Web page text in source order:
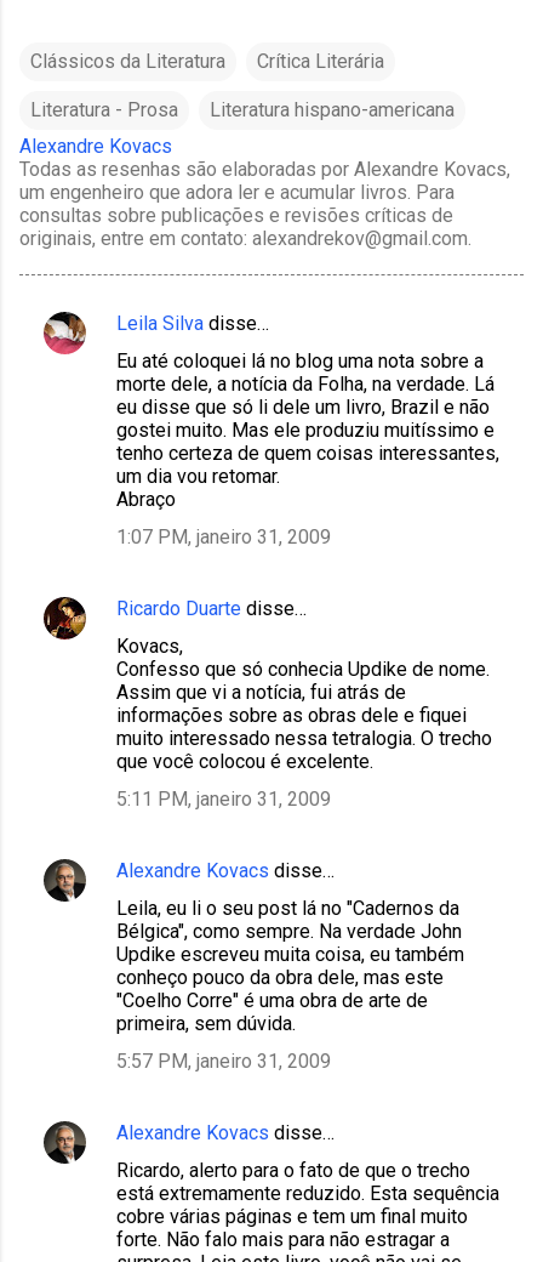
Clássicos da Literatura Crítica Literária
Literatura - Prosa
Literatura hispano-americana
Alexandre Kovacs
Todas as resenhas são elaboradas por Alexandre Kovacs,
um engenheiro que adora ler e acumular livros. Para
consultas sobre publicações e revisões críticas de
originais, entre em contato: alexandrekov@gmail.com.
C
i
o
Leila Silva disse…
Eu até coloquei lá no blog uma nota sobre a
morte dele, a notícia da Folha, na verdade. Lá
eu disse que só li dele um livro, Brazil e não
gostei muito. Mas ele produziu muitíssimo e
tenho certeza de quem coisas interessantes,
um dia vou retomar.
Abraço
1:07 PM, janeiro 31, 2009
Ricardo Duarte disse…
Kovacs,
Confesso que só conhecia Updike de nome.
Assim que vi a notícia, fui atrás de
informações sobre as obras dele e fiquei
muito interessado nessa tetralogia. O trecho
que você colocou é excelente.
5:11 PM, janeiro 31, 2009
Alexandre Kovacs disse…
Leila, eu li o seu post lá no "Cadernos da
Bélgica", como sempre. Na verdade John
Updike escreveu muita coisa, eu também
conheço pouco da obra dele, mas este
"Coelho Corre" é uma obra de arte de
primeira, sem dúvida.
5:57 PM, janeiro 31, 2009
Alexandre Kovacs disse…
Ricardo, alerto para o fato de que o trecho
está extremamente reduzido. Esta sequência
cobre várias páginas e tem um final muito
forte. Não falo mais para não estragar a